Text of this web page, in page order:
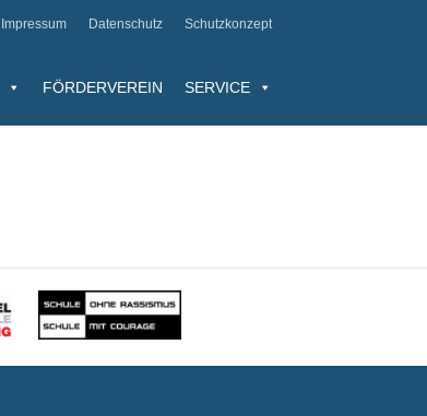
Impressum Datenschutz Schutzkonzept
FÖRDERVEREIN SERVICE